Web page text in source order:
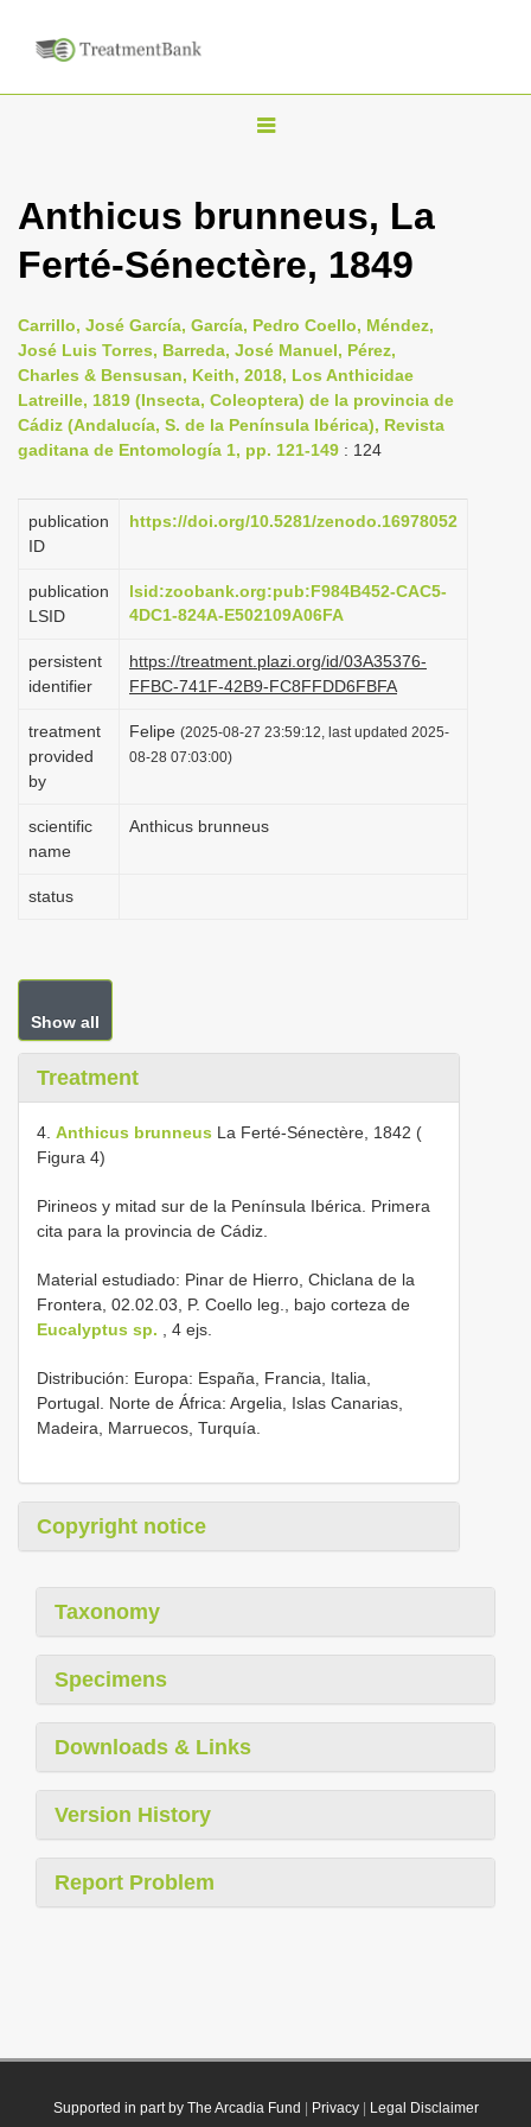
T
g
l
n
a
i
g
t
o
n
Anthicus brunneus, La
Ferté-Sénectère, 1849
Carrillo, José García, García, Pedro Coello, Méndez,
José Luis Torres, Barreda, José Manuel, Pérez,
Charles & Bensusan, Keith, 2018, Los Anthicidae
Latreille, 1819 (Insecta, Coleoptera) de la provincia de
Cádiz (Andalucía, S. de la Península Ibérica), Revista
gaditana de Entomología 1, pp. 121-149 : 124
publication
ID
https://doi.org/10.5281/zenodo.16978052
publication
LSID
lsid:zoobank.org:pub:F984B452-CAC5-
4DC1-824A-E502109A06FA
persistent
identifier
https://treatment.plazi.org/id/03A35376-
FFBC-741F-42B9-FC8FFDD6FBFA
treatment
provided
by
Felipe (2025-08-27 23:59:12, last updated 2025-
08-28 07:03:00)
scientific
name
Anthicus brunneus
status
Show all
Treatment
4. Anthicus brunneus La Ferté-Sénectère, 1842 (
Figura 4)
Pirineos y mitad sur de la Península Ibérica. Primera
cita para la provincia de Cádiz.
Material estudiado: Pinar de Hierro, Chiclana de la
Frontera, 02.02.03, P. Coello leg., bajo corteza de
Eucalyptus sp. , 4 ejs.
Distribución: Europa: España, Francia, Italia,
Portugal. Norte de África: Argelia, Islas Canarias,
Madeira, Marruecos, Turquía.
Copyright notice
Taxonomy
Specimens
Downloads & Links
Version History
Report Problem
Supported in part by The Arcadia Fund Privacy| Legal Disclaimer